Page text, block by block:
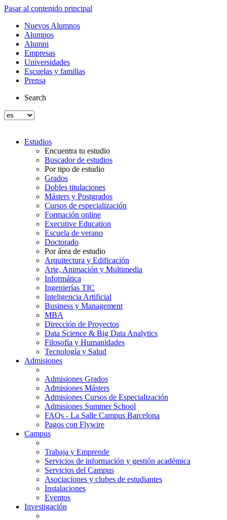
Pasar al contenido principal
Nuevos Alumnos
Alumnos
Alumni
Empresas
Universidades
Escuelas y familias
Prensa
Search
Estudios
Encuentra tu estudio
Buscador de estudios
Por tipo de estudio
Grados
Dobles titulaciones
Másters y Postgrados
Cursos de especialización
Formación online
Executive Education
Escuela de verano
Doctorado
Por área de estudio
Arquitectura y Edificación
Arte, Animación y Multimedia
Informática
Ingenierías TIC
Inteligencia Artificial
Business y Management
MBA
Dirección de Proyectos
Data Science & Big Data Analytics
Filosofía y Humanidades
Tecnología y Salud
Admisiones
Admisiones Grados
Admisiones Másters
Admisiones Cursos de Especialización
Admisiones Summer School
FAQs - La Salle Campus Barcelona
Pagos con Flywire
Campus
Trabaja y Emprende
Servicios de información y gestión académica
Servicios del Campus
Asociaciones y clubes de estudiantes
Instalaciones
Eventos
Investigación